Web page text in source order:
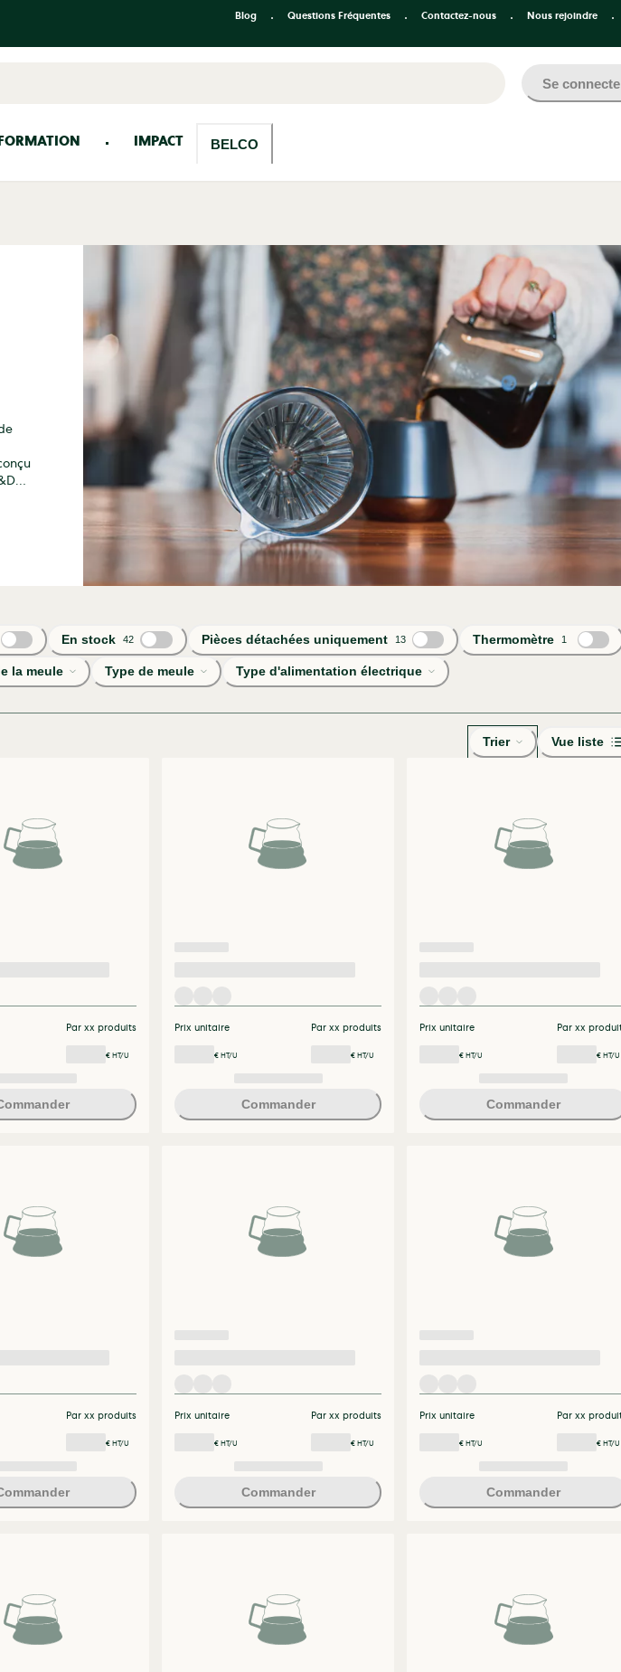
Blog Questions Fréquentes Contactez-nous Nous rejoindre
IMPACT BELCO
Se
En stock 42 Pièces détachées uniquement 13 Thermomètre 1
la meule Type de meule Type d'alimentation électrique
Trier Vue liste
Par xx produits
€ HT/U
Prix unitaire
€ HT/U
Par xx produits
€ HT/U
Commander
Prix unitaire
€ HT/U
Par xx
€ HT/U
Commander
Par xx produits
€ HT/U
Prix unitaire
€ HT/U
Par xx produits
€ HT/U
Commander
Prix unitaire
€ HT/U
Par xx
€ HT/U
Commander